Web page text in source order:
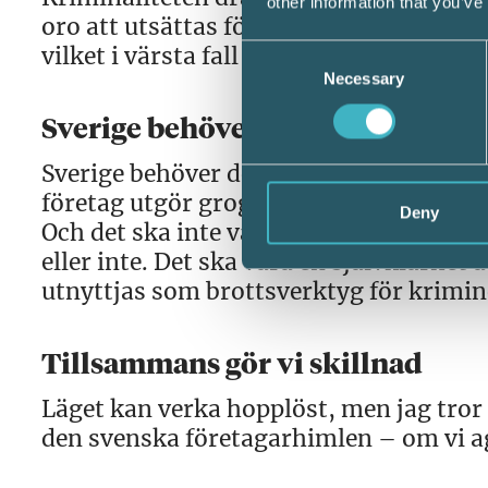
Necessary
Deny
oro att utsättas för brott. Detta skapar
vilket i värsta fall kan leda till att de
Sverige behöver företagen
Sverige behöver de små och
företag utgör grogrunden för
Och det ska inte vara kriminalitet som
eller inte. Det ska vara en självklarhet
utnyttjas som brottsverktyg för
Tillsammans gör vi skillnad
Läget kan verka hopplöst, men jag
den svenska företagarhimlen – om vi